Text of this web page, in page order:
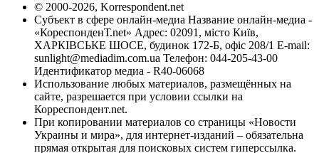
© 2000-2026, Korrespondent.net
Субъект в сфере онлайн-медиа Название онлайн-медиа -
«КореспонденТ.net» Адрес: 02091, місто Київ,
ХАРКІВСЬКЕ ШОСЕ, будинок 172-Б, офіс 208/1 E-mail:
sunlight@mediadim.com.ua Телефон: 044-205-43-00
Идентификатор медиа - R40-06068
Использование любых материалов, размещённых на
сайте, разрешается при условии ссылки на
Корреспондент.net.
При копировании материалов со страницы «Новости
Украины и мира», для интернет-изданий – обязательна
прямая открытая для поисковых систем гиперссылка.